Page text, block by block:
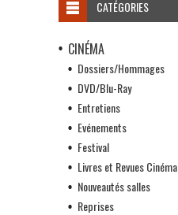
CATÉGORIES
CINÉMA
Dossiers/Hommages
DVD/Blu-Ray
Entretiens
Evénements
Festival
Livres et Revues Cinéma
Nouveautés salles
Reprises